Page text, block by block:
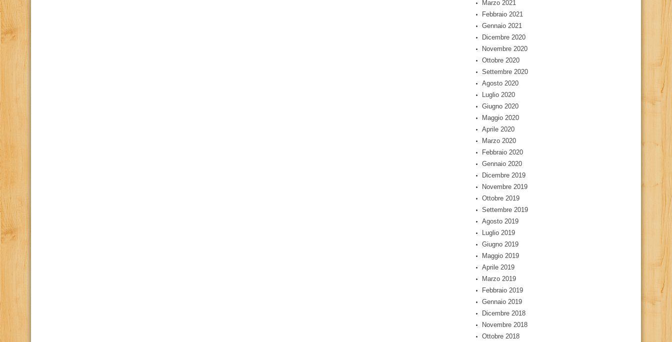
Marzo 2021
Febbraio 2021
Gennaio 2021
Dicembre 2020
Novembre 2020
Ottobre 2020
Settembre 2020
Agosto 2020
Luglio 2020
Giugno 2020
Maggio 2020
Aprile 2020
Marzo 2020
Febbraio 2020
Gennaio 2020
Dicembre 2019
Novembre 2019
Ottobre 2019
Settembre 2019
Agosto 2019
Luglio 2019
Giugno 2019
Maggio 2019
Aprile 2019
Marzo 2019
Febbraio 2019
Gennaio 2019
Dicembre 2018
Novembre 2018
Ottobre 2018